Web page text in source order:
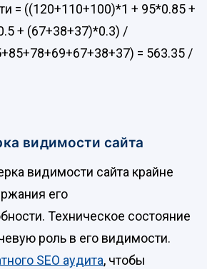
= ((120+110+100)*1 + 95*0.85 +
+ (67+38+37)*0.3) /
= 563.35 /
видимости сайта
видимости сайта крайне
его
Техническое состояние
роль в его видимости.
SEO аудита, чтобы